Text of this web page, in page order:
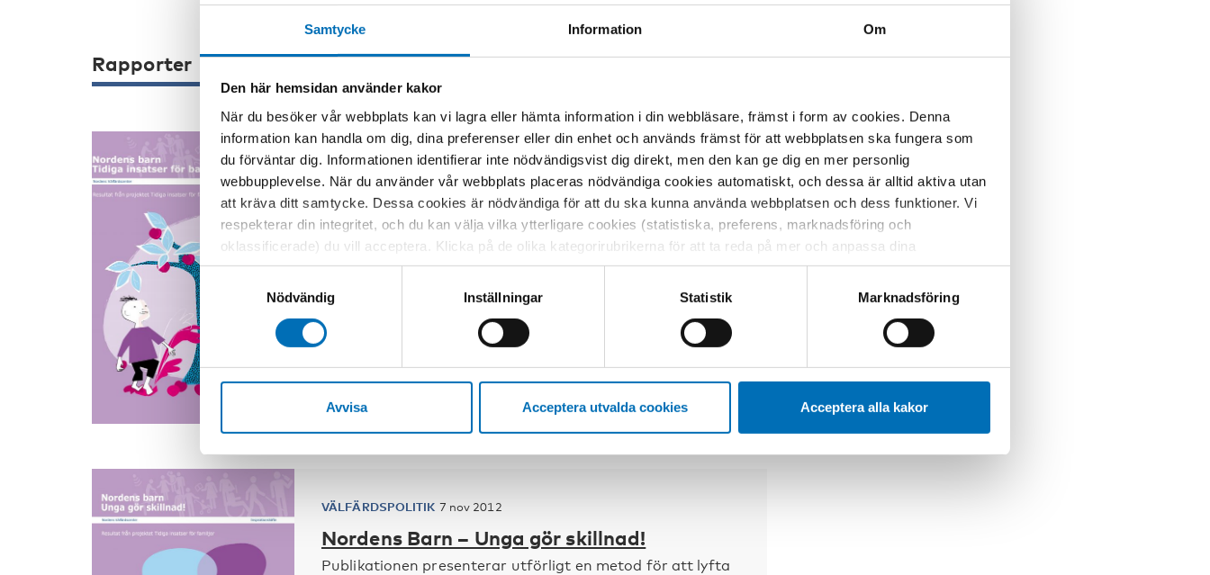
Samtycke Information Om
Den här hemsidan använder kakor
När du besöker vår webbplats kan vi lagra eller hämta information i din webbläsare, främst i form av cookies. Denna
information kan handla om dig, dina preferenser eller din enhet och används främst för att webbplatsen ska fungera som
du förväntar dig. Informationen identifierar inte nödvändigsvist dig direkt, men den kan ge dig en mer personlig
webbupplevelse. När du använder vår webbplats placeras nödvändiga cookies automatiskt, och dessa är alltid aktiva utan
att kräva ditt samtycke. Dessa cookies är nödvändiga för att du ska kunna använda webbplatsen och dess funktioner. Vi
respekterar din integritet, och du kan välja vilka ytterligare cookies (statistiska, preferens, marknadsföring och
oklassificerade) du vill acceptera. Klicka på de olika kategorirubrikerna för att ta reda på mer och anpassa dina
inställningar för cookies. Observera att blockering av cookies kan påverka din upplevelse av webbplatsen och de tjänster
vi erbjuder. Om du har besökt vår webbplats tidigare och accepterat användningen av cookies kan du alltid radera dem
genom att navigera till sekretessinställningarna i din webbläsare.
Samtyckesval
Nödvändig
Inställningar Statistik Marknadsföring
Avvisa Acceptera utvalda cookies Acceptera alla kakor
Rapporter
VÄLFÄRDSPOLITIK 11 dec 2012
Nordens barn – tidiga insatser för barn och
familjer
Publikationen innehåller dels en genomgång av den
presentation av någr [...]
VÄLFÄRDSPOLITIK 7 nov 2012
Nordens Barn – Unga gör skillnad!
Publikationen presenterar utförligt en metod för att lyfta